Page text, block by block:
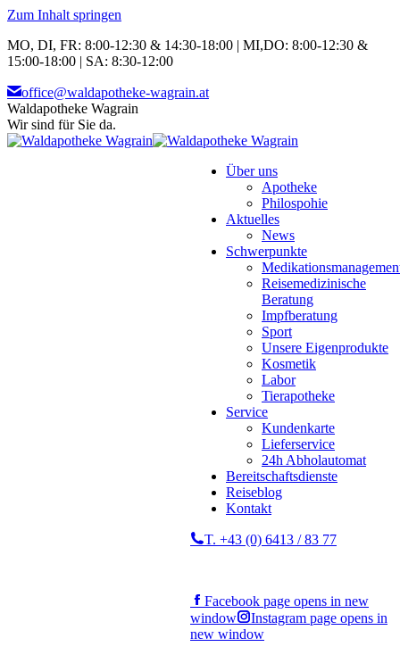
Zum Inhalt springen
MO, DI, FR: 8:00-12:30 & 14:30-18:00 | MI,DO: 8:00-12:30 &
15:00-18:00 | SA: 8:30-12:00
office@waldapotheke-wagrain.at
Waldapotheke Wagrain
Wir sind für Sie da.
Über uns
Apotheke
Philospohie
Aktuelles
News
Schwerpunkte
Reisemedizinische
Beratung
Impfberatung
Sport
Unsere Eigenprodukte
Kosmetik
Labor
Tierapotheke
Service
Kundenkarte
Lieferservice
24h Abholautomat
Bereitschaftsdienste
Reiseblog
Kontakt
T. +43 (0) 6413 / 83 77
Facebook page opens in new
window
Instagram page opens in
new window